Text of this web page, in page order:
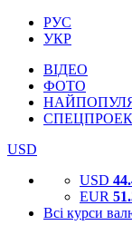
РУС
УКР
ВІДЕО
ФОТО
USD
USD
EUR
Всі курси